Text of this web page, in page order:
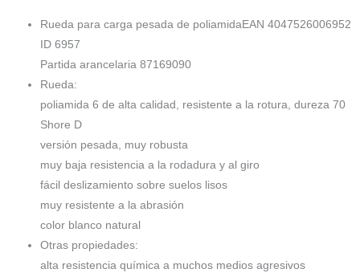
Rueda para carga pesada de poliamidaEAN 4047526006952
ID 6957
Partida arancelaria 87169090
Rueda:
poliamida 6 de alta calidad, resistente a la rotura, dureza 70
Shore D
versión pesada, muy robusta
muy baja resistencia a la rodadura y al giro
fácil deslizamiento sobre suelos lisos
muy resistente a la abrasión
color blanco natural
Otras propiedades:
alta resistencia química a muchos medios agresivos